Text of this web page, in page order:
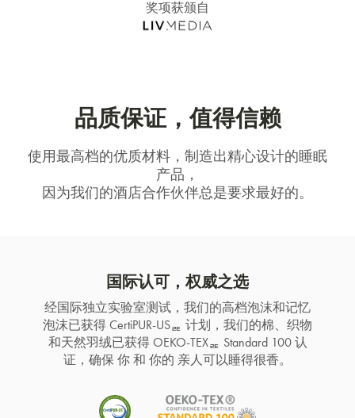
奖项获颁自
品质保证，值得信赖
使用最高档的优质材料，制造出精心设计的睡眠
产品，
因为我们的酒店合作伙伴总是要求最好的。
国际认可，权威之选
经国际独立实验室测试，我们的高档泡沫和记忆
泡沫已获得 CertiPUR-USᆴ 计划，我们的棉、织物
和天然羽绒已获得 OEKO-TEXᆴ Standard 100 认
证，确保 你 和 你的 亲人可以睡得很香。